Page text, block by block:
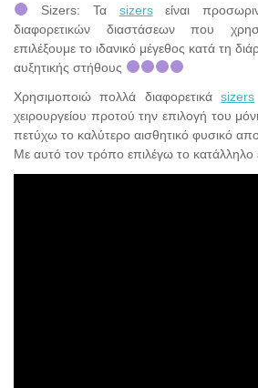
Sizers: Τα sizersείναι
διαφορετικών διαστάσεων που
επιλέξουμε το ιδανικό μέγεθος κατά τη
αυξητικής στήθους
Χρησιμοποιώ πολλά διαφορετικάsizers
χειρουργείου προτού την επιλογή του
πετύχω το καλύτερο αισθητικό φυσικό
Με αυτό τον τρόπο επιλέγω το κατάλληλο